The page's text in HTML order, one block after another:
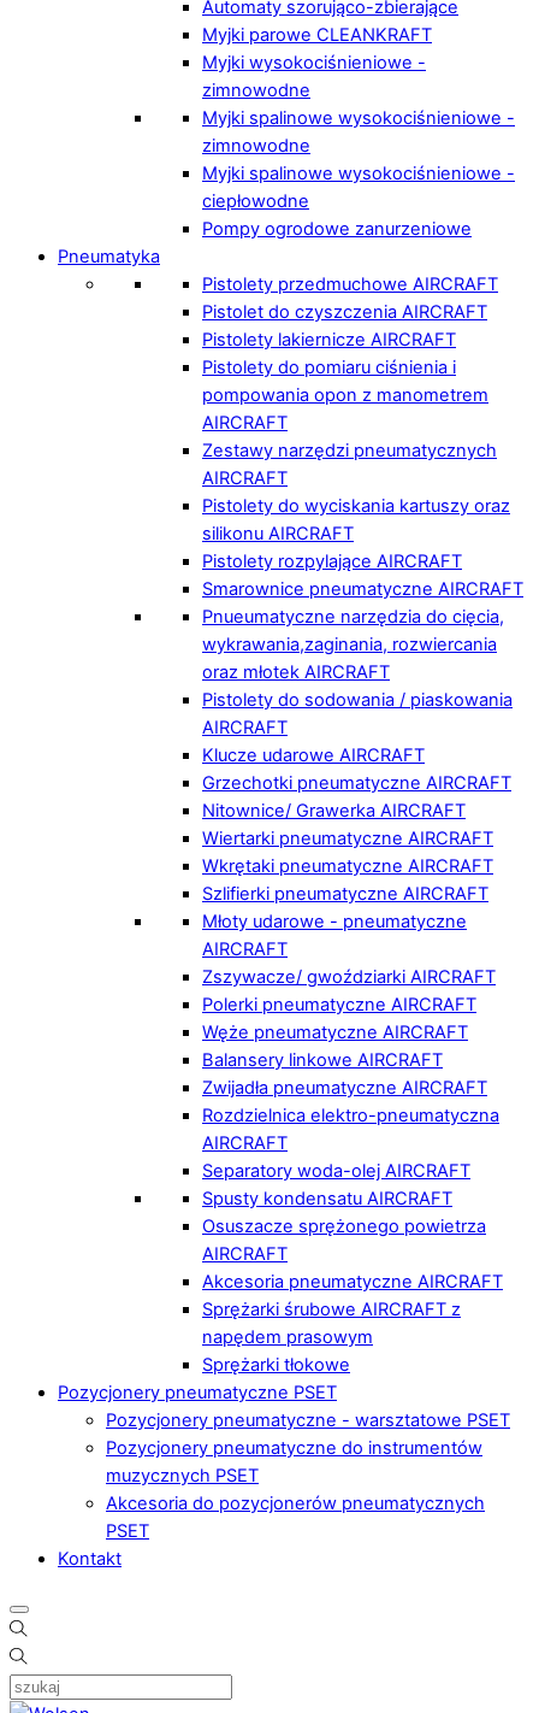
Automaty szorująco-zbierające
Myjki parowe CLEANKRAFT
Myjki wysokociśnieniowe -
zimnowodne
Myjki spalinowe wysokociśnieniowe -
zimnowodne
Myjki spalinowe wysokociśnieniowe -
ciepłowodne
Pompy ogrodowe zanurzeniowe
Pneumatyka
Pistolety przedmuchowe AIRCRAFT
Pistolet do czyszczenia AIRCRAFT
Pistolety lakiernicze AIRCRAFT
Pistolety do pomiaru ciśnienia i
pompowania opon z manometrem
AIRCRAFT
Zestawy narzędzi pneumatycznych
AIRCRAFT
Pistolety do wyciskania kartuszy oraz
silikonu AIRCRAFT
Pistolety rozpylające AIRCRAFT
Smarownice pneumatyczne AIRCRAFT
Pnueumatyczne narzędzia do cięcia,
wykrawania,zaginania, rozwiercania
oraz młotek AIRCRAFT
Pistolety do sodowania / piaskowania
AIRCRAFT
Klucze udarowe AIRCRAFT
Grzechotki pneumatyczne AIRCRAFT
Nitownice/ Grawerka AIRCRAFT
Wiertarki pneumatyczne AIRCRAFT
Wkrętaki pneumatyczne AIRCRAFT
Szlifierki pneumatyczne AIRCRAFT
Młoty udarowe - pneumatyczne
AIRCRAFT
Zszywacze/ gwoździarki AIRCRAFT
Polerki pneumatyczne AIRCRAFT
Węże pneumatyczne AIRCRAFT
Balansery linkowe AIRCRAFT
Zwijadła pneumatyczne AIRCRAFT
Rozdzielnica elektro-pneumatyczna
AIRCRAFT
Separatory woda-olej AIRCRAFT
Spusty kondensatu AIRCRAFT
Osuszacze sprężonego powietrza
AIRCRAFT
Akcesoria pneumatyczne AIRCRAFT
Sprężarki śrubowe AIRCRAFT z
napędem prasowym
Sprężarki tłokowe
Pozycjonery pneumatyczne PSET
Pozycjonery pneumatyczne - warsztatowe PSET
Pozycjonery pneumatyczne do instrumentów
muzycznych PSET
Akcesoria do pozycjonerów pneumatycznych
PSET
Kontakt